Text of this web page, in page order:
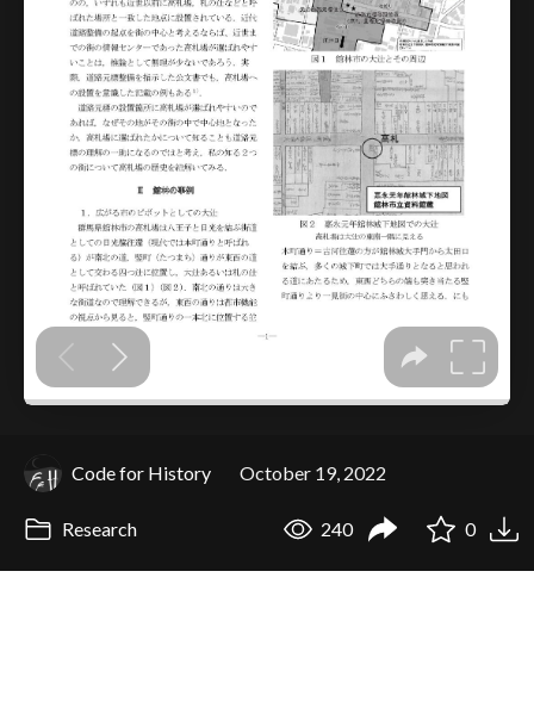
Code for History October 19, 2022
Research 240 0